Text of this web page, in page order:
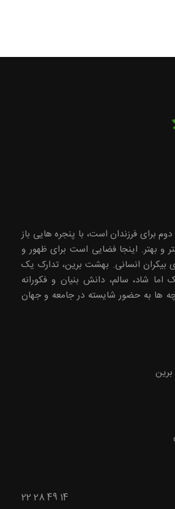
برای فرزندان است، با پنجره هایی باز
و بهتر. اینجا فضایی است برای ظهور و
بیکران انسانی. بهشت برین، تدارک یک
شاد، سالم، دانش بنیان و فکورانه
ها به حضور شایسته در جامعه و جهان
22 28 49 14